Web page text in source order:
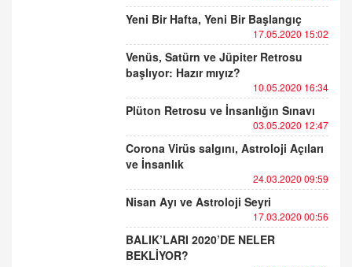
Yeni Bir Hafta, Yeni Bir Başlangıç
17.05.2020 15:02
Venüs, Satürn ve Jüpiter Retrosu
başlıyor: Hazır mıyız?
10.05.2020 16:34
Plüton Retrosu ve İnsanlığın Sınavı
03.05.2020 12:47
Corona Virüs salgını, Astroloji Açıları
ve İnsanlık
24.03.2020 09:59
Nisan Ayı ve Astroloji Seyri
17.03.2020 00:56
BALIK’LARI 2020’DE NELER
BEKLİYOR?